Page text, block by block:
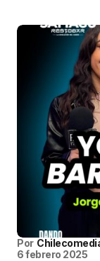
Por
6 febrero 2025